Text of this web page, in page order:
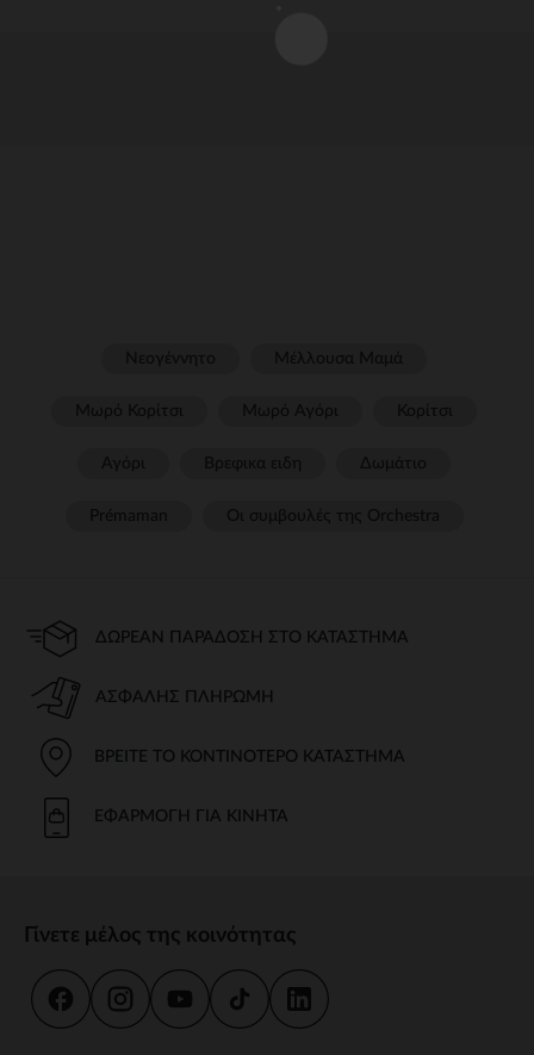
ΔΩΡΕΆΝ ΠΑΡΆΔΟΣΗ ΣΤΟ ΚΑΤΆΣΤΗΜΑ
ΑΣΦΑΛΉΣ ΠΛΗΡΩΜΉ
ΒΡΕΊΤΕ ΤΟ ΚΟΝΤΙΝΌΤΕΡΟ ΚΑΤΆΣΤΗΜΑ
ΕΦΑΡΜΟΓΉ ΓΙΑ ΚΙΝΗΤΆ
Γίνετε μέλος της κοινότητας